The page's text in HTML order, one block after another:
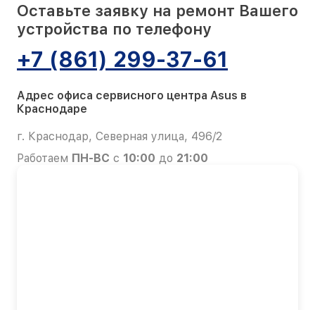
Оставьте заявку на ремонт Вашего
устройства по телефону
+7 (861) 299-37-61
Адрес офиса сервисного центра Asus в
Краснодаре
г. Краснодар, Северная улица, 496/2
Работаем ПН-ВС с 10:00 до 21:00